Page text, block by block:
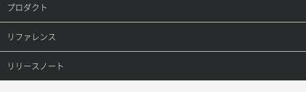
メンバー更新
メンバー詳細取得
オブジェクト詳細取得
コンテナ一覧取得
コンテナ作成
レコード詳細取得
プロダクト
プロダクトトップ
ConoHa VPS(Ver.3.0)
リファレンス
リファレンストップ
リリースノート